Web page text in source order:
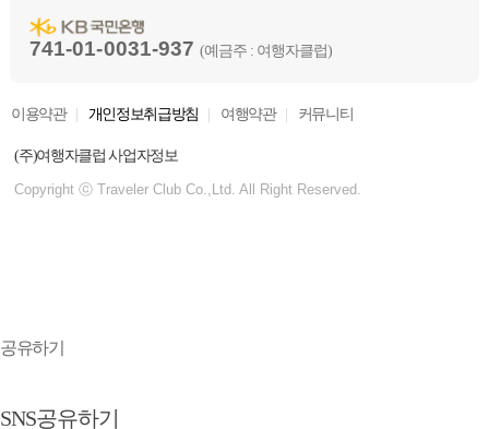
741-01-0031-937(예금주 : 여행자클럽)
이용약관 개인정보취급방침 여행약관 커뮤니티
(주)여행자클럽 사업자정보
Copyright ⓒ Traveler Club Co.,Ltd. All Right Reserved.
공유하기
SNS공유하기